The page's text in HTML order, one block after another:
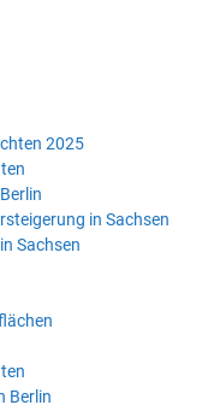
2025
in Sachsen
Sachsen
Berlin